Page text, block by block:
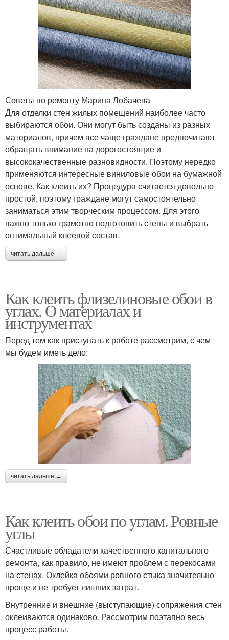
Советы по ремонту Марина Лобачева
Для отделки стен жилых помещений наиболее часто
выбираются обои. Они могут быть созданы из разных
материалов, причем все чаще граждане предпочитают
обращать внимание на дорогостоящие и
высококачественные разновидности. Поэтому нередко
применяются интересные виниловые обои на бумажной
основе. Как клеить их? Процедура считается довольно
простой, поэтому граждане могут самостоятельно
заниматься этим творческим процессом. Для этого
важно только грамотно подготовить стены и выбрать
оптимальный клеевой состав.
читать дальше →
Как клеить флизелиновые обои в
углах. О материалах и
инструментах
Перед тем как приступать к работе рассмотрим, с чем
мы будем иметь дело:
читать дальше →
Как клеить обои по углам. Ровные
углы
Счастливые обладатели качественного капитального
ремонта, как правило, не имеют проблем с перекосами
на стенах. Оклейка обоями ровного стыка значительно
проще и не требует лишних затрат.
Внутренние и внешние (выступающие) сопряжения стен
оклеиваются одинаково. Рассмотрим поэтапно весь
процесс работы.